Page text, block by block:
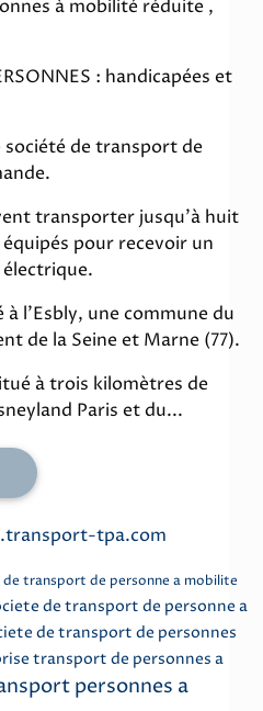
à mobilité réduite ,
: handicapées et
de transport de
transporter jusqu'à huit
pour recevoir un
à l'Esbly, une commune du
de la Seine et Marne (77).
à trois kilomètres de
Paris et du...
tpa.com
transport de personne a mobilite
de transport de personne a
de transport de personnes
transport de personnes a
personnes a